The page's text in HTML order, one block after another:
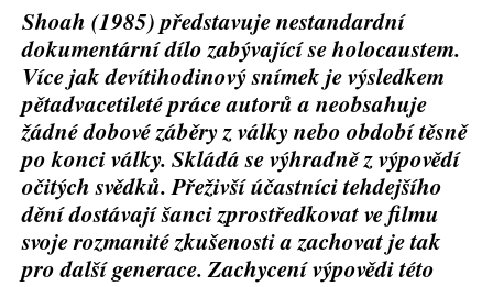
Shoah (1985) představuje nestandardní
dokumentární dílo zabývající se holocaustem.
Více jak devítihodinový snímek je výsledkem
pětadvacetileté práce autorů a neobsahuje
žádné dobové záběry z války nebo období těsně
po konci války. Skládá se výhradně z výpovědí
očitých svědků. Přeživší účastníci tehdejšího
dění dostávají šanci zprostředkovat ve filmu
svoje rozmanité zkušenosti a zachovat je tak
pro další generace. Zachycení výpovědi této